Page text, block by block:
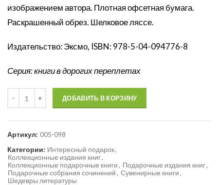
изображением автора. Плотная офсетная бумага.
Раскрашенный обрез. Шелковое ляссе.
Издательство: Эксмо, ISBN: 978-5-04-094776-8
Серия: книги в дорогих переплетах
ДОБАВИТЬ В КОРЗИНУ
Артикул: 005-098
Категории: Интересный подарок,
Коллекционные издания книг,
Коллекционные подарочные книги, Подарочные издания книг,
Подарочные собрания сочинений, Сувенирные книги,
Шедевры литературы